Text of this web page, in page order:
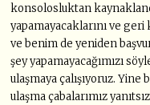
konsolosluktan
yapamayacaklarını ve
ve benim de yeniden
şey yapamayacağımızı
ulaşmaya çalışıyoruz.
ulaşma çabalarımız